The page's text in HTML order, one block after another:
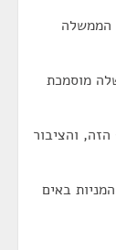
סעיף 4(א), ואם הממשלה
מוסמכת
והציבור
באים